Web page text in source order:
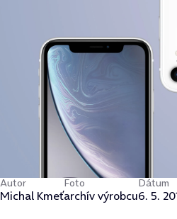
Autor
Michal Kmeť
Foto
archív výrobcu
Dátum
6. 5.